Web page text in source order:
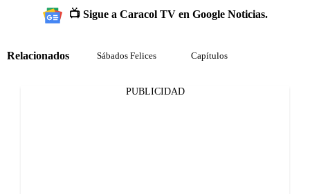
📺 Sigue a Caracol TV en Google Noticias.
Relacionados Sábados Felices Capítulos
PUBLICIDAD